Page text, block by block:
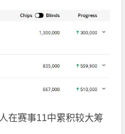
在赛事11中累积较大筹